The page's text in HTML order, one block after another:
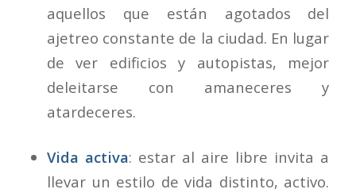
aquellos que están agotados del
ajetreo constante de la ciudad. En lugar
de ver edificios y autopistas, mejor
deleitarse con amaneceres y
atardeceres.
Vida activa: estar al aire libre invita a
llevar un estilo de vida distinto, activo.